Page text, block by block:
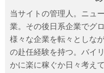
当サイトの管理人。ニュ
業。その後日系企業でグ
様々な企業を転々としな
の赴任経験を持つ。バイ
かに楽に稼ぐか日々考え